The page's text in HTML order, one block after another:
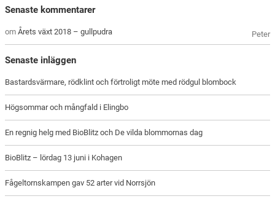
Senaste kommentarer
Peter
omÅrets växt 2018 – gullpudra
Senaste inläggen
Bastardsvärmare, rödklint och förtroligt möte med rödgul blombock
Högsommar och mångfald i Elingbo
En regnig helg med BioBlitz och De vilda blommornas dag
BioBlitz – lördag 13 juni i Kohagen
Fågeltornskampen gav 52 arter vid Norrsjön